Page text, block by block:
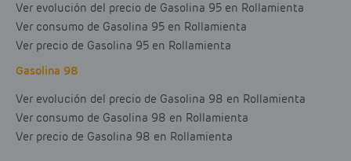
Ver evolución del precio de Gasolina 95 en Rollamienta
Ver consumo de Gasolina 95 en Rollamienta
Ver precio de Gasolina 95 en Rollamienta
Gasolina 98
Ver evolución del precio de Gasolina 98 en Rollamienta
Ver consumo de Gasolina 98 en Rollamienta
Ver precio de Gasolina 98 en Rollamienta